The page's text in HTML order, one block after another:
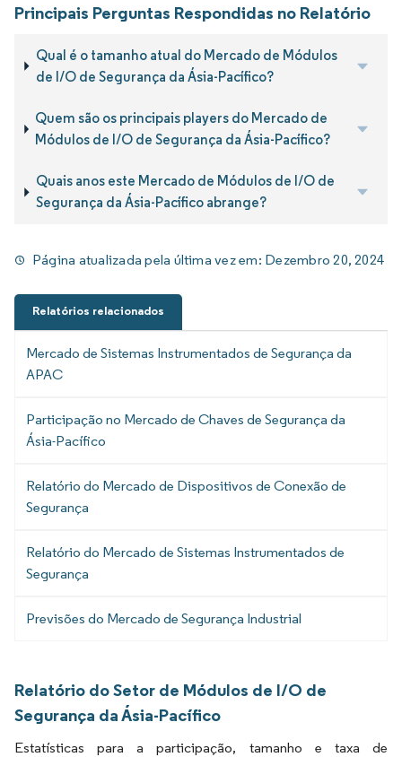
Principais Perguntas Respondidas no Relatório
Qual é o tamanho atual do Mercado de Módulos
de I/O de Segurança da Ásia-Pacífico?
Quem são os principais players do Mercado de
Módulos de I/O de Segurança da Ásia-Pacífico?
Quais anos este Mercado de Módulos de I/O de
Segurança da Ásia-Pacífico abrange?
Página atualizada pela última vez em: Dezembro 20, 2024
Relatórios relacionados
Mercado de Sistemas Instrumentados de Segurança da
APAC
Participação no Mercado de Chaves de Segurança da
Ásia-Pacífico
Relatório do Mercado de Dispositivos de Conexão de
Segurança
Relatório do Mercado de Sistemas Instrumentados de
Segurança
Previsões do Mercado de Segurança Industrial
Relatório do Setor de Módulos de I/O de
Segurança da Ásia-Pacífico
Estatísticas para a participação, tamanho e taxa de